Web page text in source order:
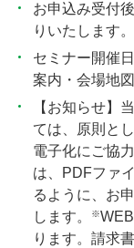
お申込み受付
りいたします。
セミナー開催
案内・会場地
【お知らせ】
ては、原則と
電子化にご協
は、PDFファ
るように、お
します。
※
ります。請求